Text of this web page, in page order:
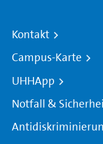
Kontakt
Campus-Karte
UHHApp
Notfall &